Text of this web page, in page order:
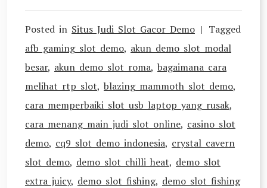
Posted in Situs Judi Slot Gacor Demo
Tagged
afb gaming slot demo, akun demo slot modal
besar, akun demo slot roma, bagaimana cara
melihat rtp slot, blazing mammoth slot demo,
cara memperbaiki slot usb laptop yang rusak,
cara menang main judi slot online, casino slot
demo, cq9 slot demo indonesia, crystal cavern
slot demo, demo slot chilli heat, demo slot
extra juicy, demo slot fishing, demo slot fishing